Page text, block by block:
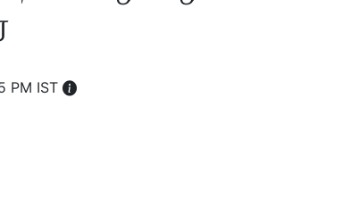
PM IST